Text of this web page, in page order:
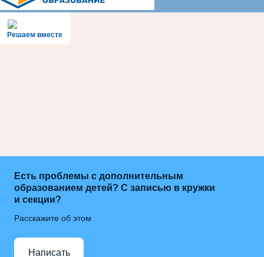
Решаем вместе
Есть проблемы с дополнительным
образованием детей? С записью в кружки
и секции?
Расскажите об этом
Написать